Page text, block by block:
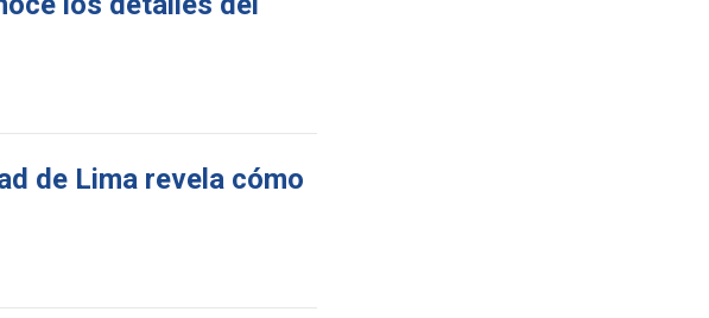
de Lima revela cómo